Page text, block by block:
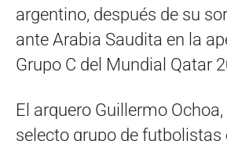
argentino, después de su
ante Arabia Saudita en la
Grupo C del Mundial Qatar
El arquero Guillermo
selecto grupo de futbolistas